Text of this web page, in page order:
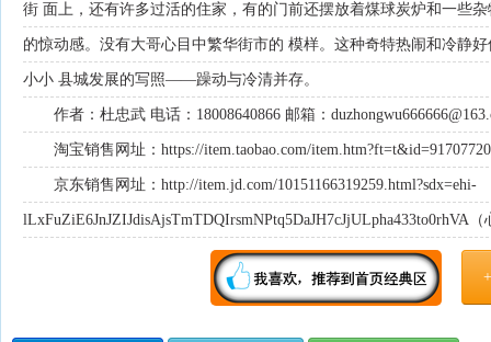
街 面上，还有许多过活的住家，有的门前还摆放着煤球炭炉和一些
的惊动感。没有大哥心目中繁华街市的 模样。这种奇特热闹和冷静
小小 县城发展的写照——躁动与冷清并存。
作者：杜忠武 电话：18008640866 邮箱：
淘宝销售网址：https://item.taobao.com/
京东销售网址：http://item.jd.com/10151166319259.html?sdx=ehi-
lLxFuZiE6JnJZIJdisAjsTmTDQIrsmNPtq5DaJH7cJjULpha433to0rhVA（